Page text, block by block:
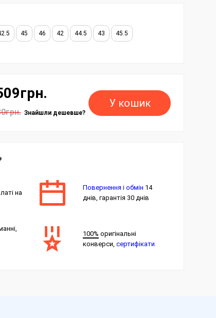
45 46 42 44.5 43 45.5
Знайшли дешевше?
У кошик
на
Повернення і обмін 14
днів, гарантія 30 днів
100% оригінальні
конверси, сертифікати